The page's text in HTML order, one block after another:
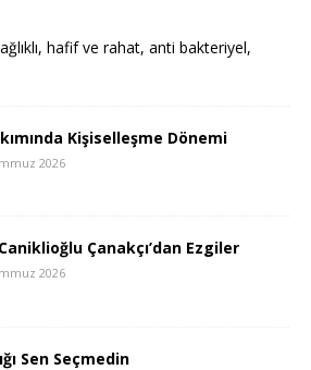
hafif ve rahat, anti bakteriyel,
Kişiselleşme Dönemi
2026
Çanakçı’dan Ezgiler
2026
Sen Seçmedin